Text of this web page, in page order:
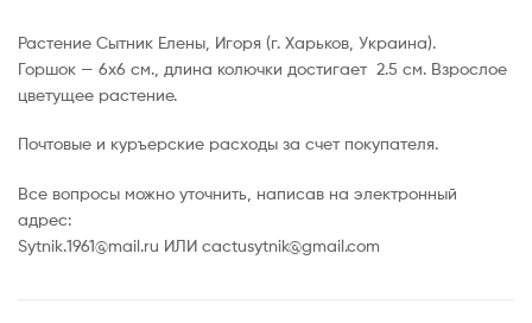
Растение Сытник Елены, Игоря (г. Харьков, Украина).
Горшок — 6х6 см., длина колючки достигает 2.5 см. Взрослое
цветущее растение.
Почтовые и куръерские расходы за счет покупателя.
Все вопросы можно уточнить, написав на электронный
адрес:
Sytnik.1961@mail.ru ИЛИ cactusytnik@gmail.com